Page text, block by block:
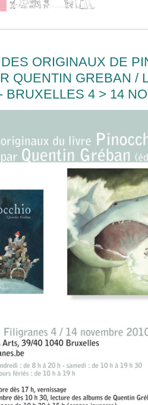
ORIGINAUX DE
QUENTIN GREBAN /
BRUXELLES 4 > 14